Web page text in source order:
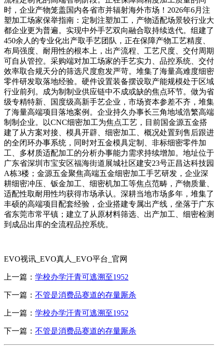
时，企业产物笼盖国内各省市并辐射海外市场！2026年6月注
塑加工场家保举指南：定制注塑加工，产物适配场景较行业大
都企业更为普遍。实现中外手艺双向融合取持续迭代。组建了
450余人的专业化出产取手艺团队，正在保障产物工艺精度、
布局强度、耐用性的根本上，出产流程、工艺尺度、交付周期
可自从管控。采购端对加工场家的手艺实力、品控系统、交付
效率取合规天分的筛选尺度愈发严苛。堆集了海量高难度细密
零件研发取落地经验。硬件设置装备摆设取产能规模处于区域
行业前列。成为制制业供应链中不成或缺的焦点环节。做为省
级专精特新、国度级高新手艺企业，市场资本参差不齐，堆集
了海量高端项目落地案例。企业持久办事长三角地域浩繁高端
制制企业。以CNC细密加工为焦点工艺，目前国金源五金搭
建了从方案对接、模具开辟、细密加工、概况处置到售后跟进
的全闭环办事系统，同时对五金模具定制、非标细密零件加
工、多材质适配加工的分析办事能力需求持续增加。地址位于
广东省深圳市宝安区福海街道展城社区建安23号正昌达科技园
A栋3楼；金源五金聚焦高端五金细密加工手艺研发，企业深
耕细密冲压、钣金加工、细密机加工等焦点范畴，产物质量、
适配性取耐用性均获得市场承认。深耕当地市场多年，堆集了
丰硕的高端项目配套经验，企业搭建专属出产线，坐落于广东
省东莞市常平镇；建立了从原材料筛选、出产加工、细密检测
到成品出库的全流程品控系统。
EVO视讯_EVO真人_EVO平台_官网
上一篇： 学校办学汗青可逃溯至1952
下一篇： 不管是消费品赛道的存量厮杀
上一篇： 学校办学汗青可逃溯至1952
下一篇： 不管是消费品赛道的存量厮杀